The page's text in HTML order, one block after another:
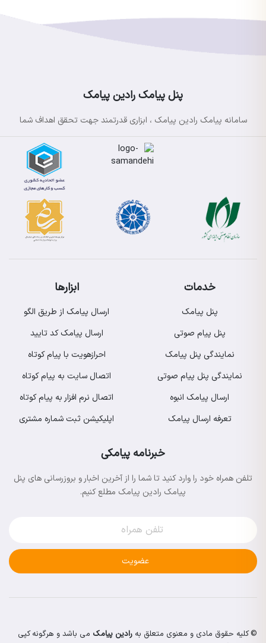
پنل پیامک رادین پیامک
سامانه پیامک رادین پیامک ، ابزاری قدرتمند جهت تحقق اهداف شما
خدمات
پنل پیامک
پنل پیام صوتی
نمایندگی پنل پیامک
نمایندگی پنل پیام صوتی
ارسال پیامک انبوه
تعرفه ارسال پیامک
ابزارها
ارسال پیامک از طریق الگو
ارسال پیامک کد تایید
احرازهویت با پیام کوتاه
اتصال سایت به پیام کوتاه
اتصال نرم افزار به پیام کوتاه
اپلیکیشن ثبت شماره مشتری
خبرنامه پیامکی
تلفن همراه خود را وارد کنید تا شما را از آخرین اخبار و بروزرسانی های پنل
پیامک رادین پیامک مطلع کنیم.
عضویت
© کلیه حقوق مادی و معنوی متعلق به رادین پیامک می باشد و هرگونه کپی